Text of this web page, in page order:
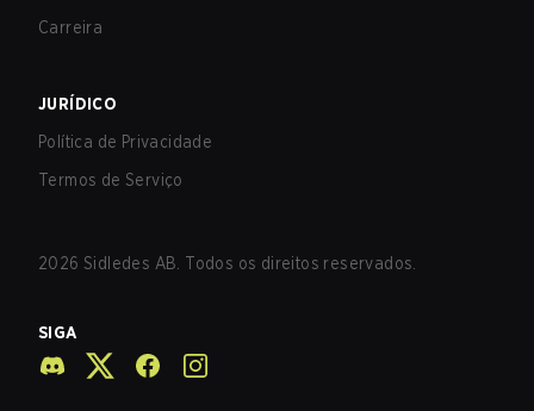
Carreira
JURÍDICO
Política de Privacidade
Termos de Serviço
2026 Sidledes AB. Todos os direitos reservados.
SIGA